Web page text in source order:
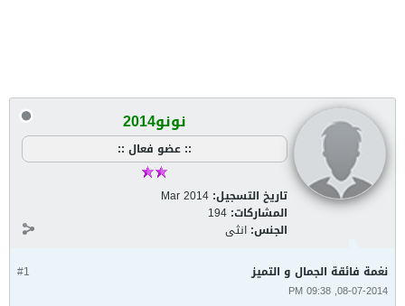
نونو2014
:: عضو فعال ::
تاريخ التسجيل: Mar 2014
المشاركات: 194
الجنس: انثى
#1 نغمة فائقة الجمال و التميز
08-07-2014, 09:38 PM